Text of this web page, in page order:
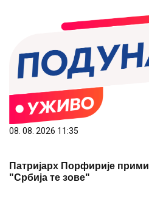
08. 08. 2026 11:35
Патријарх Порфирије
"Србија те зове"